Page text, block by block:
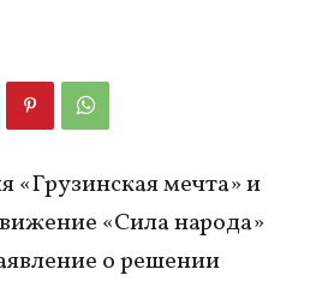
«Грузинская мечта» и
«Сила народа»
о решении